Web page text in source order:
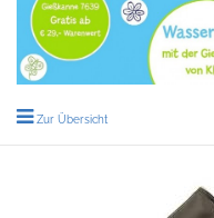
Zur Übersicht